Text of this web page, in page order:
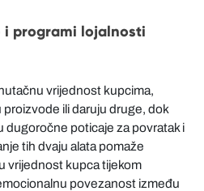
programi lojalnosti
vrijednost kupcima,
ili daruju druge, dok
dugoročne poticaje za povratak i
tih dvaju alata pomaže
vrijednost kupca tijekom
povezanost između